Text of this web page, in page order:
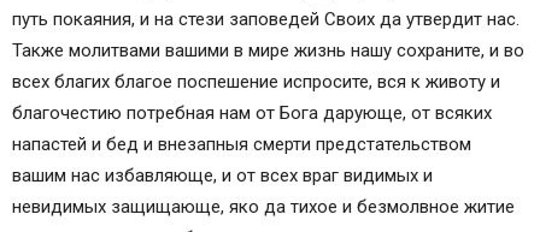
путь покаяния, и на стези заповедей Своих да утвердит нас.
Также молитвами вашими в мире жизнь нашу сохраните, и во
всех благих благое поспешение испросите, вся к животу и
благочестию потребная нам от Бога дарующе, от всяких
напастей и бед и внезапныя смерти предстательством
вашим нас избавляюще, и от всех враг видимых и
невидимых защищающе, яко да тихое и безмолвное житие